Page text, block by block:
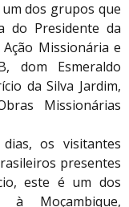
um dos grupos que
do Presidente da
Missionária e
dom Esmeraldo
da Silva Jardim,
Missionárias
os visitantes
presentes
este é um dos
à Moçambique,